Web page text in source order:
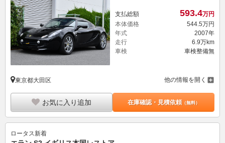
支払総額 593.4万円
本体価格
544.5万円
年式
2007年
走行
6.9万km
車検
車検整備無
東京都大田区 他の情報を開く
お気に入り追加 在庫確認・見積依頼（無料）
ロータス新着